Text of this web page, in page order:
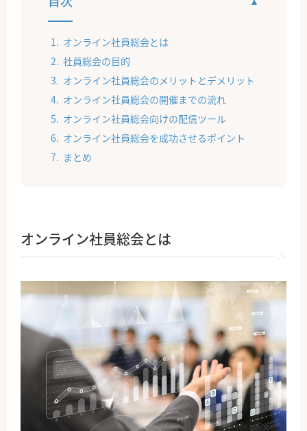
オンライン社員総会とは
社員総会の目的
オンライン社員総会のメリットとデメリット
オンライン社員総会の開催までの流れ
オンライン社員総会向けの配信ツール
オンライン社員総会を成功させるポイント
まとめ
オンライン社員総会とは